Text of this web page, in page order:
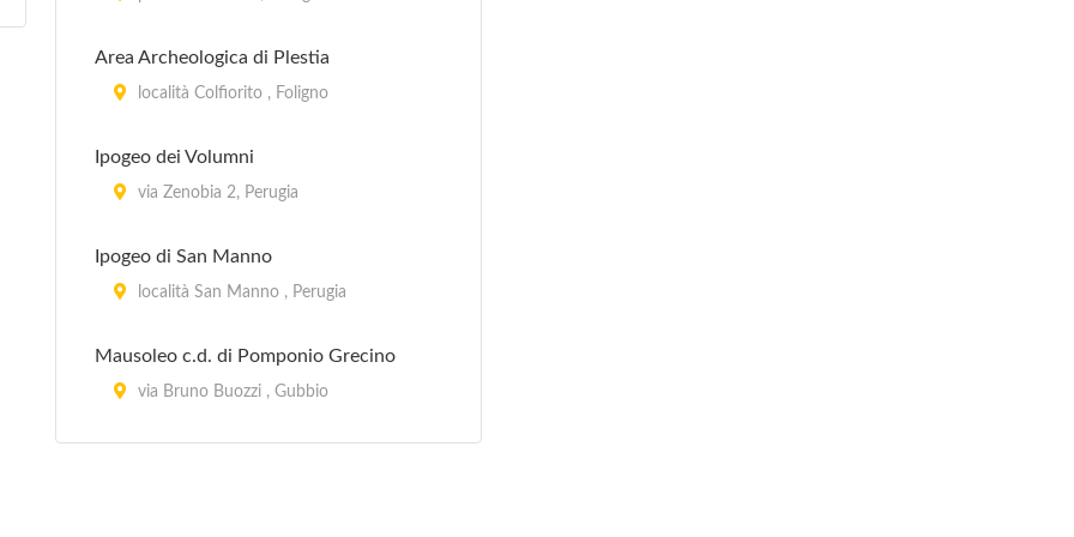
Pinacoteca Comunale
via San Francesco 10, Assisi
Pinacoteca Comunale
piazza Cavour 3, Bettona
Pinacoteca Comunale
via della Cannoniera 22/a, Città di
Area Archeologica di Plestia
località Colfiorito , Foligno
Ipogeo dei Volumni
via Zenobia 2, Perugia
Ipogeo di San Manno
località San Manno , Perugia
Mausoleo c.d. di Pomponio Grecino
via Bruno Buozzi , Gubbio